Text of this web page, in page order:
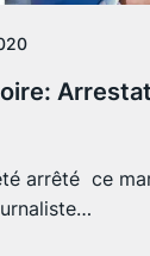
arrêté ce